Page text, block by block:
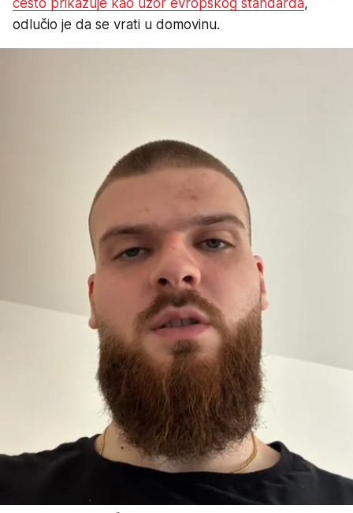
odlučio je da se vrati u domovinu.